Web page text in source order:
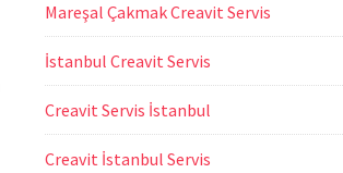
Mareşal Çakmak Creavit Servis
İstanbul Creavit Servis
Creavit Servis İstanbul
Creavit İstanbul Servis